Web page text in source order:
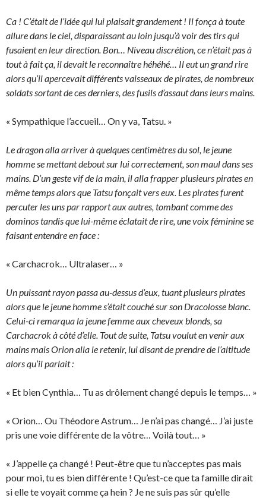
Ca ! C’était de l’idée qui lui plaisait grandement ! Il fonça à toute
allure dans le ciel, disparaissant au loin jusqu’à voir des tirs qui
fusaient en leur direction. Bon… Niveau discrétion, ce n’était pas à
tout à fait ça, il devait le reconnaître héhéhé… Il eut un grand rire
alors qu’il apercevait différents vaisseaux de pirates, de nombreux
soldats sortant de ces derniers, des fusils d’assaut dans leurs mains.
« Sympathique l’accueil… On y va, Tatsu. »
Le dragon alla arriver à quelques centimètres du sol, le jeune
homme se mettant debout sur lui correctement, son maul dans ses
mains. D’un geste vif de la main, il alla frapper plusieurs pirates en
même temps alors que Tatsu fonçait vers eux. Les pirates furent
percuter les uns par rapport aux autres, tombant comme des
dominos tandis que lui-même éclatait de rire, une voix féminine se
faisant entendre en face :
« Carchacrok… Ultralaser… »
Un puissant rayon passa au-dessus d’eux, tuant plusieurs pirates
alors que le jeune homme s’était couché sur son Dracolosse blanc.
Celui-ci remarqua la jeune femme aux cheveux blonds, sa
Carchacrok à côté d’elle. Tout de suite, Tatsu voulut en venir aux
mains mais Orion alla le retenir, lui disant de prendre de l’altitude
alors qu’il parlait :
« Et bien Cynthia… Tu as drôlement changé depuis le temps… »
« Orion… Ou Théodore Astrum… Je n’ai pas changé… J’ai juste
pris une voie différente de la vôtre… Voilà tout… »
« J’appelle ça changé ! Peut-être que tu n’acceptes pas mais
pour moi, tu es bien différente ! Qu’est-ce que ta famille dirait
si elle te voyait comme ça hein ? Je ne suis pas sûr qu’elle